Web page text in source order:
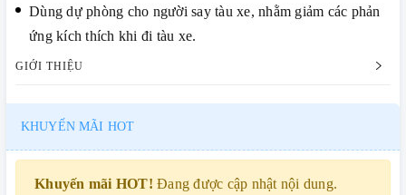
Dùng dự phòng cho người say tàu xe, nhằm giảm các phản
ứng kích thích khi đi tàu xe.
GIỚI THIỆU
KHUYẾN MÃI HOT
Khuyến mãi HOT! Đang được cập nhật nội dung.